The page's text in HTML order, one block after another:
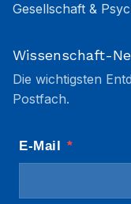
Gesellschaft &
Wissenschaft-
Die wichtigsten
Postfach.